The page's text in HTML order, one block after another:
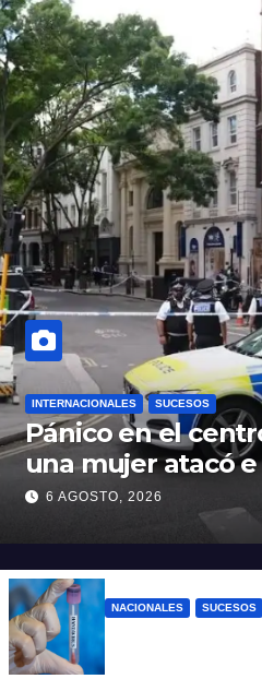
INTERNACIONALES SUCESOS
Pánico en el
una mujer atacó
tijeras a cuatro
6 AGOSTO, 2026
NACIONALES SUCESOS